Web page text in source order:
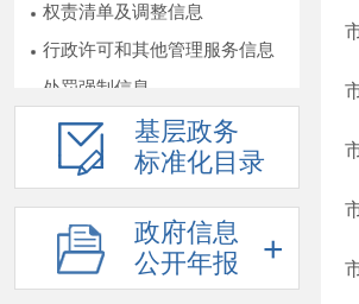
权责清单及调整信息
行政许可和其他管理服务信息
处罚强制信息
公共资源配置
重点工作
重大决策预公开
建议提案结果公开
基层政务
标准化目录
政府信息
公开年报